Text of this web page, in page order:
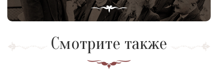
Смотрите также